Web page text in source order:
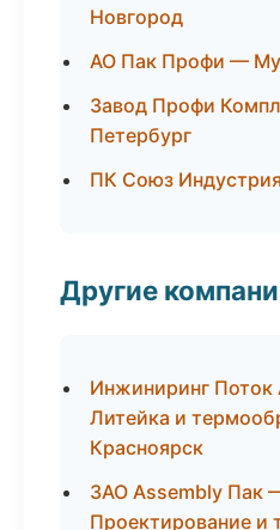
Новгород
АО Пак Профи —
Завод Профи
Петербург
ПК Союз
Другие
Инжиниринг
Литейка и
Красноярск
ЗАО Assembly Пак
Проектирование и